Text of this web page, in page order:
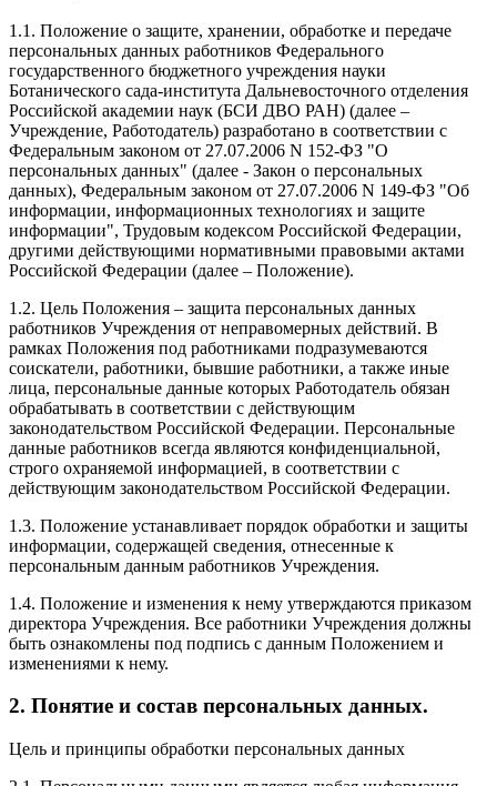
1.1. Положение о защите, хранении, обработке и передаче
персональных данных работников Федерального
государственного бюджетного учреждения науки
Ботанического сада-института Дальневосточного отделения
Российской академии наук (БСИ ДВО РАН) (далее –
Учреждение, Работодатель) разработано в соответствии с
Федеральным законом от 27.07.2006 N 152-ФЗ "О
персональных данных" (далее - Закон о персональных
данных), Федеральным законом от 27.07.2006 N 149-ФЗ "Об
информации, информационных технологиях и защите
информации", Трудовым кодексом Российской Федерации,
другими действующими нормативными правовыми актами
Российской Федерации (далее – Положение).
1.2. Цель Положения – защита персональных данных
работников Учреждения от неправомерных действий. В
рамках Положения под работниками подразумеваются
соискатели, работники, бывшие работники, а также иные
лица, персональные данные которых Работодатель обязан
обрабатывать в соответствии с действующим
законодательством Российской Федерации. Персональные
данные работников всегда являются конфиденциальной,
строго охраняемой информацией, в соответствии с
действующим законодательством Российской Федерации.
1.3. Положение устанавливает порядок обработки и защиты
информации, содержащей сведения, отнесенные к
персональным данным работников Учреждения.
1.4. Положение и изменения к нему утверждаются приказом
директора Учреждения. Все работники Учреждения должны
быть ознакомлены под подпись с данным Положением и
изменениями к нему.
2. Понятие и состав персональных данных.
Цель и принципы обработки персональных данных